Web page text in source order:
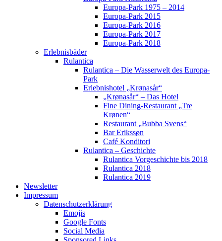
Europa-Park 1975 – 2014
Europa-Park 2015
Europa-Park 2016
Europa-Park 2017
Europa-Park 2018
Erlebnisbäder
Rulantica
Rulantica – Die Wasserwelt des Europa-
Park
Erlebnishotel „Krønasår“
„Krønasår“ – Das Hotel
Fine Dining-Restaurant „Tre
Krønen“
Restaurant „Bubba Svens“
Bar Erikssøn
Café Konditori
Rulantica – Geschichte
Rulantica Vorgeschichte bis 2018
Rulantica 2018
Rulantica 2019
Newsletter
Impressum
Datenschutzerklärung
Emojis
Google Fonts
Social Media